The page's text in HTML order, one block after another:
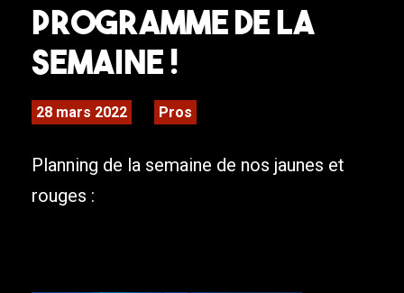
Programme de la
semaine !
28 mars 2022 Pros
Planning de la semaine de nos jaunes et
rouges :